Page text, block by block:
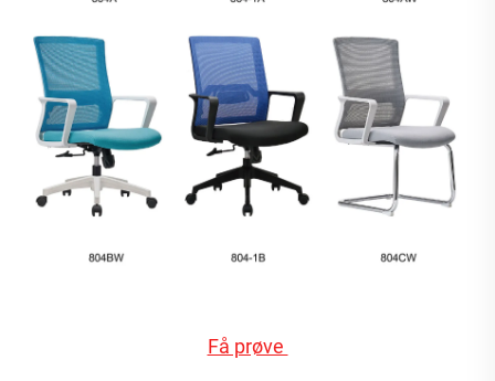
Få prøve